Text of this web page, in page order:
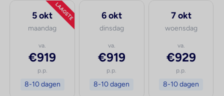
LAAGSTE
5 okt
maandag
va.
€919
p.p.
8-10 dagen
6 okt
dinsdag
va.
€919
p.p.
8-10 dagen
7 okt
woensdag
va.
€929
p.p.
8-10 dagen